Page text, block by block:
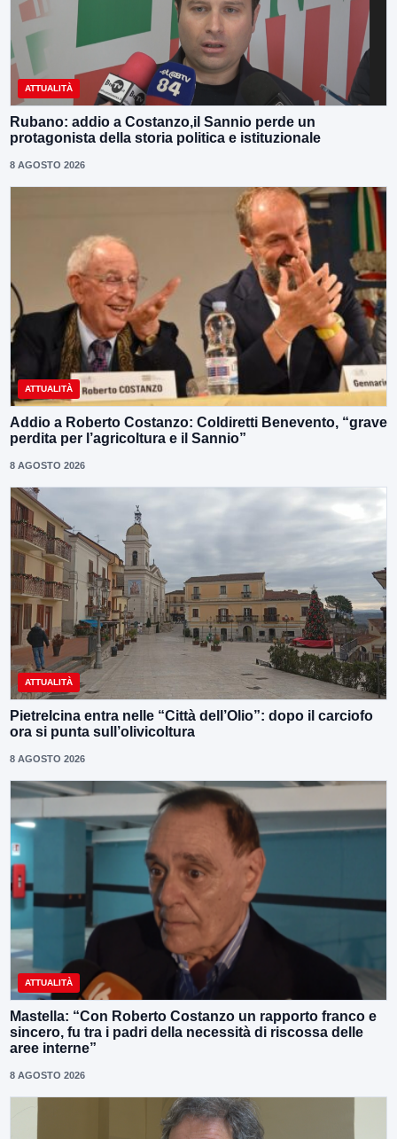
ATTUALITÀ
Rubano: addio a Costanzo,il Sannio perde un
protagonista della storia politica e istituzionale
8 AGOSTO 2026
ATTUALITÀ
Addio a Roberto Costanzo: Coldiretti Benevento, “grave
perdita per l’agricoltura e il Sannio”
8 AGOSTO 2026
ATTUALITÀ
Pietrelcina entra nelle “Città dell’Olio”: dopo il carciofo
ora si punta sull’olivicoltura
8 AGOSTO 2026
ATTUALITÀ
Mastella: “Con Roberto Costanzo un rapporto franco e
sincero, fu tra i padri della necessità di riscossa delle
aree interne”
8 AGOSTO 2026